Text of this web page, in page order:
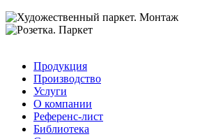
Продукция
Производство
Услуги
О компании
Референс-лист
Библиотека